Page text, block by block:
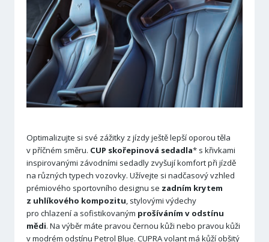
Optimalizujte si své zážitky z jízdy ještě lepší oporou těla
v příčném směru. CUP skořepinová sedadla* s křivkami
inspirovanými závodními sedadly zvyšují komfort při jízdě
na různých typech vozovky. Užívejte si nadčasový vzhled
prémiového sportovního designu se zadním krytem
z uhlíkového kompozitu, stylovými výdechy
pro chlazení a sofistikovaným prošíváním v odstínu
mědi. Na výběr máte pravou černou kůži nebo pravou kůži
v modrém odstínu Petrol Blue. CUPRA volant má kůží obšitý